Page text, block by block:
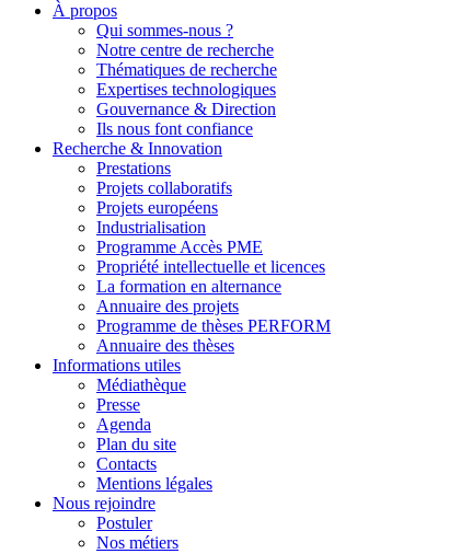
À propos
Qui sommes-nous ?
Notre centre de recherche
Thématiques de recherche
Expertises technologiques
Gouvernance & Direction
Ils nous font confiance
Recherche & Innovation
Prestations
Projets collaboratifs
Projets européens
Industrialisation
Programme Accès PME
Propriété intellectuelle et licences
La formation en alternance
Annuaire des projets
Programme de thèses PERFORM
Annuaire des thèses
Informations utiles
Médiathèque
Presse
Agenda
Plan du site
Contacts
Mentions légales
Nous rejoindre
Postuler
Nos métiers